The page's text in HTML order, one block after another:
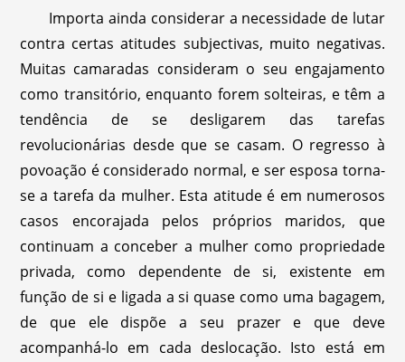
Importa ainda considerar a necessidade de lutar
contra certas atitudes subjectivas, muito negativas.
Muitas camaradas consideram o seu engajamento
como transitório, enquanto forem solteiras, e têm a
tendência de se desligarem das tarefas
revolucionárias desde que se casam. O regresso à
povoação é considerado normal, e ser esposa torna-
se a tarefa da mulher. Esta atitude é em numerosos
casos encorajada pelos próprios maridos, que
continuam a conceber a mulher como propriedade
privada, como dependente de si, existente em
função de si e ligada a si quase como uma bagagem,
de que ele dispõe a seu prazer e que deve
acompanhá-lo em cada deslocação. Isto está em